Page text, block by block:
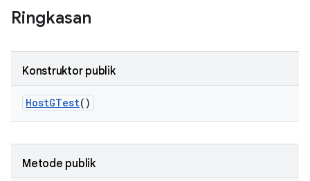
Ringkasan
Konstruktor publik
HostGTest()
Metode publik